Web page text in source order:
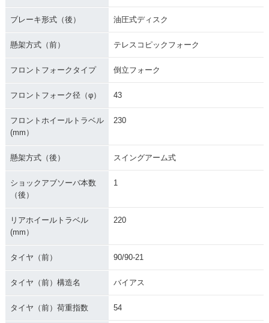
ブレーキ形式（後） 油圧式ディスク
懸架方式（前） テレスコピックフォーク
フロントフォークタイプ 倒立フォーク
フロントフォーク径（φ） 43
フロントホイールトラベル
(mm）
230
懸架方式（後） スイングアーム式
ショックアブソーバ本数
（後）
1
リアホイールトラベル
(mm）
220
タイヤ（前） 90/90-21
タイヤ（前）構造名 バイアス
タイヤ（前）荷重指数 54